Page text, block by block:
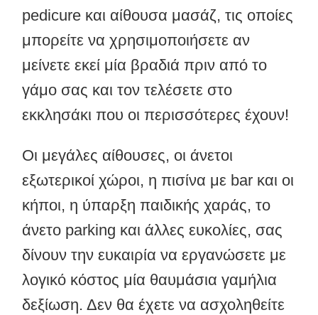
pedicure και αίθουσα μασάζ, τις οποίες
μπορείτε να χρησιμοποιήσετε αν
μείνετε εκεί μία βραδιά πριν από το
γάμο σας και τον τελέσετε στο
εκκλησάκι που οι περισσότερες έχουν!
Οι μεγάλες αίθουσες, οι άνετοι
εξωτερικοί χώροι, η πισίνα με bar και οι
κήποι, η ύπαρξη παιδικής χαράς, το
άνετο parking και άλλες ευκολίες, σας
δίνουν την ευκαιρία να εργανώσετε με
λογικό κόστος μία θαυμάσια γαμήλια
δεξίωση. Δεν θα έχετε να ασχοληθείτε